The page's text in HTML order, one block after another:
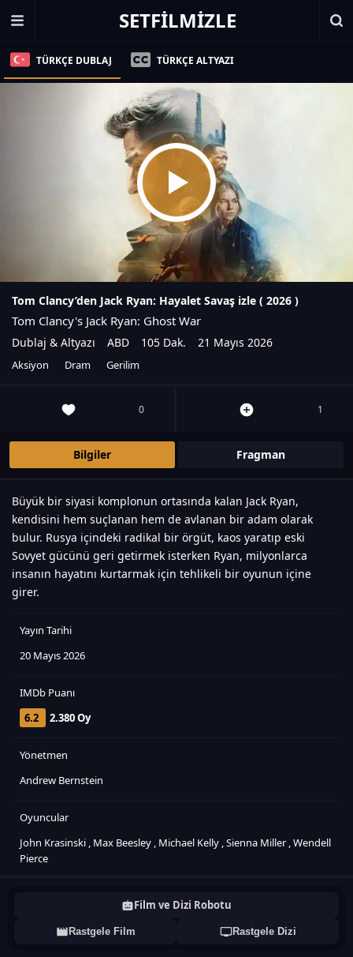
SETFILMIZLE
TÜRKÇE DUBLAJ TÜRKÇE ALTYAZI
Tom Clancy’den Jack Ryan: Hayalet Savaş izle ( 2026 )
Tom Clancy's Jack Ryan: Ghost War
Dublaj & Altyazı ABD 105 Dak. 21 Mayıs 2026
Aksiyon Dram Gerilim
0 1
Bilgiler Fragman
Büyük bir siyasi komplonun ortasında kalan Jack Ryan,
kendisini hem suçlanan hem de avlanan bir adam olarak
bulur. Rusya içindeki radikal bir örgüt, kaos yaratıp eski
Sovyet gücünü geri getirmek isterken Ryan, milyonlarca
insanın hayatını kurtarmak için tehlikeli bir oyunun içine
girer.
Yayın Tarihi
20 Mayıs 2026
IMDb Puanı
6.2
2.380 Oy
Yönetmen
Andrew Bernstein
Oyuncular
John Krasinski , Max Beesley , Michael Kelly ,Sienna Miller ,Wendell
Pierce
Film ve Dizi Robotu
Rastgele Film Rastgele Dizi